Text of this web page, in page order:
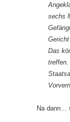
sechs
Das
treffen.
Na dann…